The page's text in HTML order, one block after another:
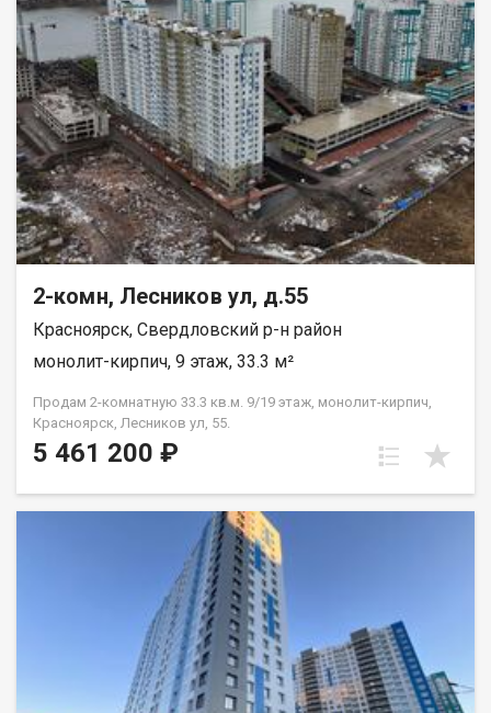
2-комн, Лесников ул, д.55
Красноярск, Свердловский р-н район
монолит-кирпич, 9 этаж, 33.3 м²
Продам 2-комнатную 33.3 кв.м. 9/19 этаж, монолит-кирпич,
Красноярск, Лесников ул, 55.
5 461 200 ₽